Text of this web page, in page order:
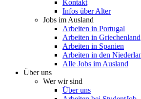
Kontakt
Infos über Alter
Jobs im Ausland
Arbeiten in Portugal
Arbeiten in Griechenland
Arbeiten in Spanien
Arbeiten in den
Alle Jobs im Ausland
Über uns
Wer wir sind
Über uns